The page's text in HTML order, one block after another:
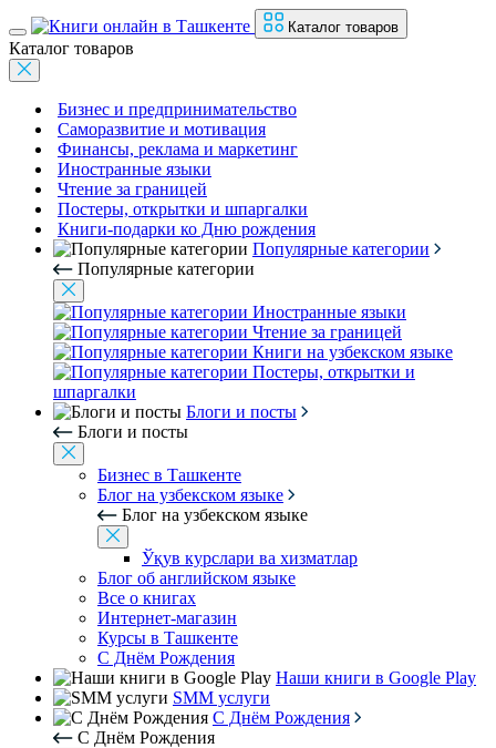
Каталог товаров
Каталог товаров
Бизнес и предпринимательство
Саморазвитие и мотивация
Финансы, реклама и маркетинг
Иностранные языки
Чтение за границей
Постеры, открытки и шпаргалки
Книги-подарки ко Дню рождения
Популярные категории
Популярные категории
Иностранные языки
Чтение за границей
Книги на узбекском языке
Постеры, открытки и
шпаргалки
Блоги и посты
Блоги и посты
Бизнес в Ташкенте
Блог на узбекском языке
Блог на узбекском языке
Ўқув курслари ва хизматлар
Блог об английском языке
Все о книгах
Интернет-магазин
Курсы в Ташкенте
С Днём Рождения
Наши книги в Google Play
SMM услуги
С Днём Рождения
С Днём Рождения